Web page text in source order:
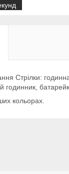
Стрілки:
кольорах.